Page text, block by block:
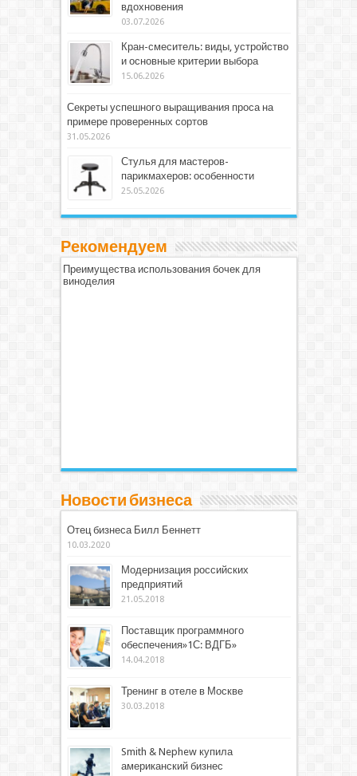
вдохновения
03.07.2026
Кран-смеситель: виды, устройство
и основные критерии выбора
15.06.2026
Секреты успешного выращивания проса на
примере проверенных сортов
31.05.2026
Стулья для мастеров-
парикмахеров: особенности
25.05.2026
Рекомендуем
Преимущества использования бочек для
виноделия
Новости бизнеса
Отец бизнеса Билл Беннетт
10.03.2020
Модернизация российских
предприятий
21.05.2018
Поставщик программного
обеспечения»1С: ВДГБ»
14.04.2018
Тренинг в отеле в Москве
30.03.2018
Smith & Nephew купила
американский бизнес